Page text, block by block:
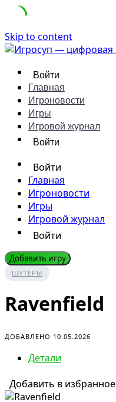
Skip to content
Войти
Главная
Игроновости
Игры
Игровой журнал
Войти
Войти
Главная
Игроновости
Игры
Игровой журнал
Войти
Добавить игру
ШУТЕРЫ
Ravenfield
ДОБАВЛЕНО 10.05.2026
Детали
Добавить в избранное